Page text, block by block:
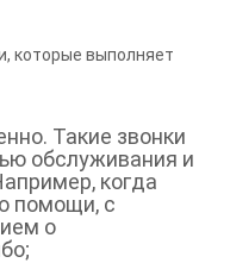
которые выполняет
Такие звонки
обслуживания и
когда
помощи, с
о